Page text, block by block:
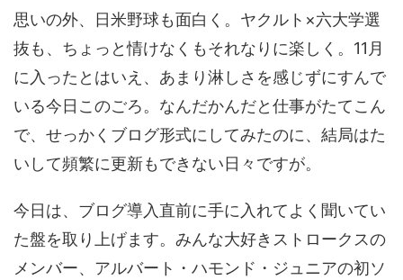
思いの外、日米野球も面白く。ヤクルト×六大学選
抜も、ちょっと情けなくもそれなりに楽しく。11月
に入ったとはいえ、あまり淋しさを感じずにすんで
いる今日このごろ。なんだかんだと仕事がたてこん
で、せっかくブログ形式にしてみたのに、結局はた
いして頻繁に更新もできない日々ですが。
今日は、ブログ導入直前に手に入れてよく聞いてい
た盤を取り上げます。みんな大好きストロークスの
メンバー、アルバート・ハモンド・ジュニアの初ソ